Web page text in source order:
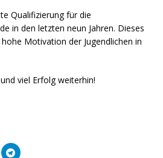
Qualifizierung für die
in den letzten neun Jahren. Dieses
Motivation der Jugendlichen in
viel Erfolg weiterhin!